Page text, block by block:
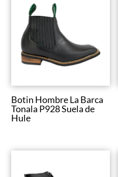
Botin Hombre La Barca
Tonala P928 Suela de
Hule